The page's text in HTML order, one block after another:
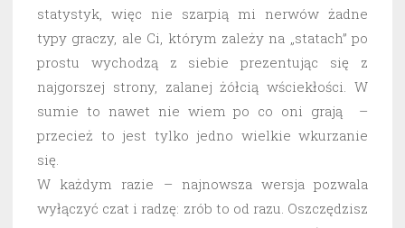
statystyk, więc nie szarpią mi nerwów żadne
typy graczy, ale Ci, którym zależy na „statach” po
prostu wychodzą z siebie prezentując się z
najgorszej strony, zalanej żółcią wściekłości. W
sumie to nawet nie wiem po co oni grają –
przecież to jest tylko jedno wielkie wkurzanie
się.
W każdym razie – najnowsza wersja pozwala
wyłączyć czat i radzę: zrób to od razu. Oszczędzisz